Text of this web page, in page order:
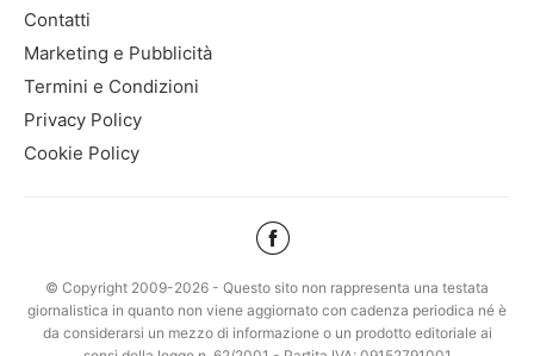
Contatti
Marketing e Pubblicità
Termini e Condizioni
Privacy Policy
Cookie Policy
© Copyright 2009-2026 - Questo sito non rappresenta una testata
giornalistica in quanto non viene aggiornato con cadenza periodica né è
da considerarsi un mezzo di informazione o un prodotto editoriale ai